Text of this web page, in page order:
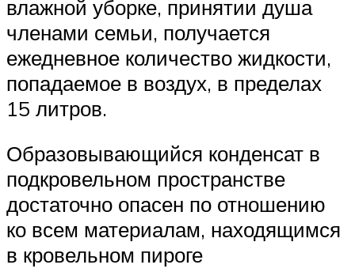
влажной уборке, принятии душа
членами семьи, получается
ежедневное количество жидкости,
попадаемое в воздух, в пределах
15 литров.
Образовывающийся конденсат в
подкровельном пространстве
достаточно опасен по отношению
ко всем материалам, находящимся
в кровельном пироге